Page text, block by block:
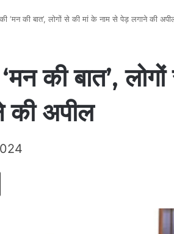
की ‘मन की बात’, लोगों से की मां के नाम से पेड़ लगाने की
की बात’,
की अपील
Print